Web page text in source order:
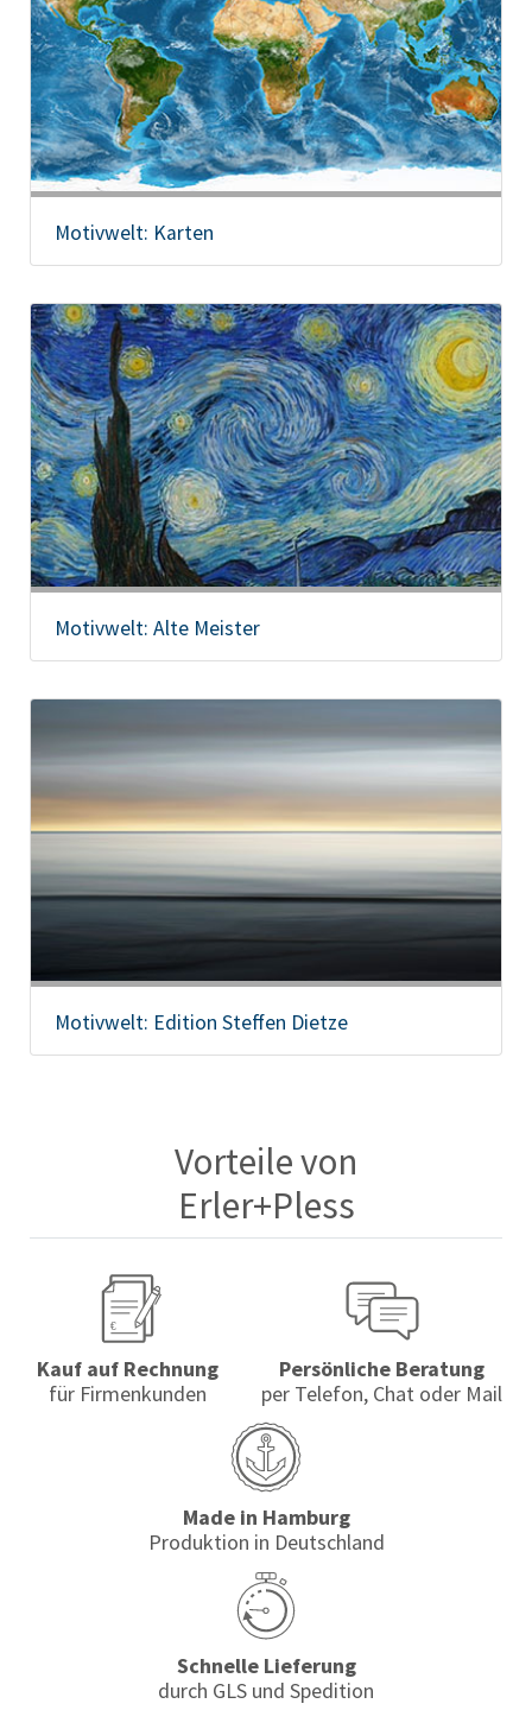
Motivwelt: Karten
Motivwelt: Alte Meister
Motivwelt: Edition Steffen Dietze
Vorteile von
Erler+Pless
Kauf auf Rechnung
für Firmenkunden
Persönliche Beratung
per Telefon, Chat oder Mail
Made in Hamburg
Produktion in Deutschland
Schnelle Lieferung
durch GLS und Spedition